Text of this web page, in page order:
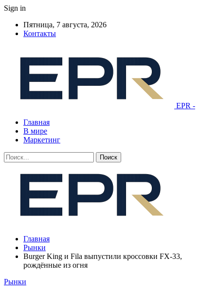
Sign in
Пятница, 7 августа, 2026
Контакты
EPR -
Главная
В мире
Маркетинг
Главная
Рынки
Burger King и Fila выпустили кроссовки FX-33,
рождённые из огня
Рынки